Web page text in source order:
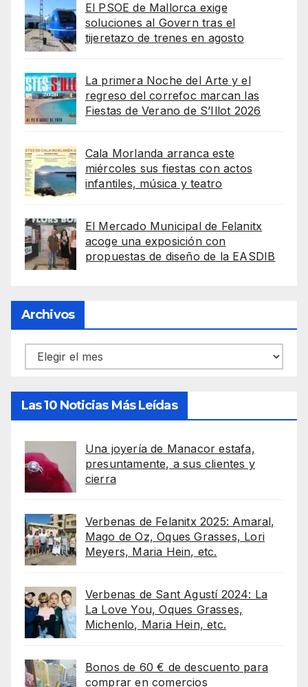
El PSOE de Mallorca exige
soluciones al Govern tras el
tijeretazo de trenes en agosto
La primera Noche del Arte y el
regreso del correfoc marcan las
Fiestas de Verano de S’Illot 2026
Cala Morlanda arranca este
miércoles sus fiestas con actos
infantiles, música y teatro
El Mercado Municipal de Felanitx
acoge una exposición con
propuestas de diseño de la EASDIB
Archivos
Archivos
Las 10 Noticias Más Leídas
Una joyería de Manacor estafa,
presuntamente, a sus clientes y
cierra
Verbenas de Felanitx 2025: Amaral,
Mago de Oz, Oques Grasses, Lori
Meyers, Maria Hein, etc.
Verbenas de Sant Agustí 2024: La
La Love You, Oques Grasses,
Michenlo, Maria Hein, etc.
Bonos de 60 € de descuento para
comprar en comercios